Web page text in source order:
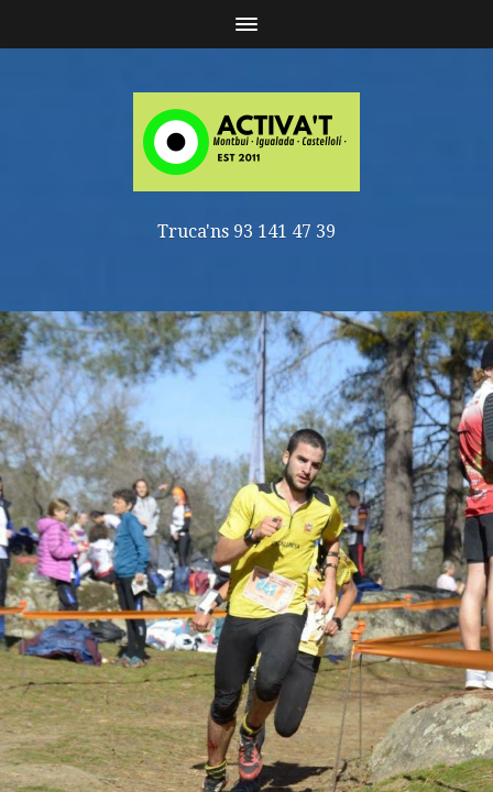
Truca'ns 93 141 47 39